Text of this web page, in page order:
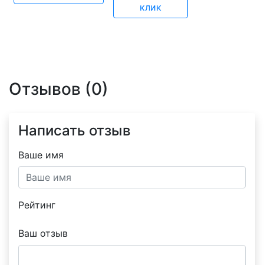
клик
Отзывов (0)
Написать отзыв
Ваше имя
Рейтинг
Ваш отзыв